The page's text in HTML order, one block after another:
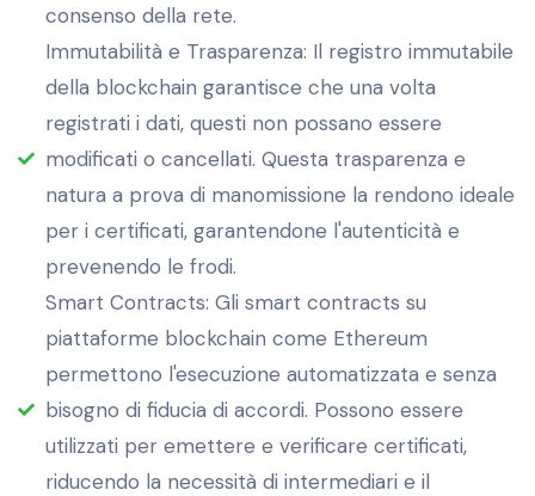
consenso della rete.
Immutabilità e Trasparenza: Il registro immutabile
della blockchain garantisce che una volta
registrati i dati, questi non possano essere
modificati o cancellati. Questa trasparenza e
natura a prova di manomissione la rendono ideale
per i certificati, garantendone l'autenticità e
prevenendo le frodi.
Smart Contracts: Gli smart contracts su
piattaforme blockchain come Ethereum
permettono l'esecuzione automatizzata e senza
bisogno di fiducia di accordi. Possono essere
utilizzati per emettere e verificare certificati,
riducendo la necessità di intermediari e il